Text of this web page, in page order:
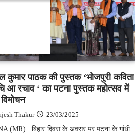
कुमार पाठक की पुस्तक ‘भोजपुरी कविता
आ रचाव ‘ का पटना पुस्तक महोत्सव में
Thakur 23/03/2025
(MR) : बिहार दिवस के अवसर पर पटना के गांधी